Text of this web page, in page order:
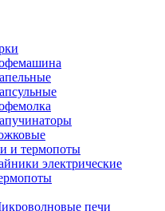
и термопоты
электрические
печи